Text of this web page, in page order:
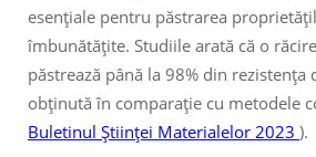
esențiale pentru păstrarea
îmbunătățite. Studiile arată că o
păstrează până la 98% din rezistența
obținută în comparație cu metodele
Buletinul Științei Materialelor 2023 ).